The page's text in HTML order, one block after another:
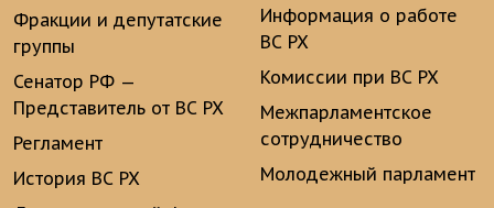
Фракции и депутатские
группы
Сенатор РФ —
Представитель от ВС РХ
Регламент
История ВС РХ
Информация о работе
ВС РХ
Комиссии при ВС РХ
Межпарламентское
сотрудничество
Молодежный парламент